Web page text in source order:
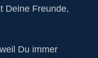
Deine Freunde,
Du immer